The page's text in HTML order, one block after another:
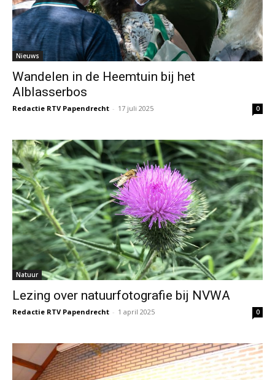
Nieuws
Wandelen in de Heemtuin bij het
Alblasserbos
Redactie RTV Papendrecht - 17 juli 2025 0
Natuur
Lezing over natuurfotografie bij NVWA
Redactie RTV Papendrecht - 1 april 2025 0